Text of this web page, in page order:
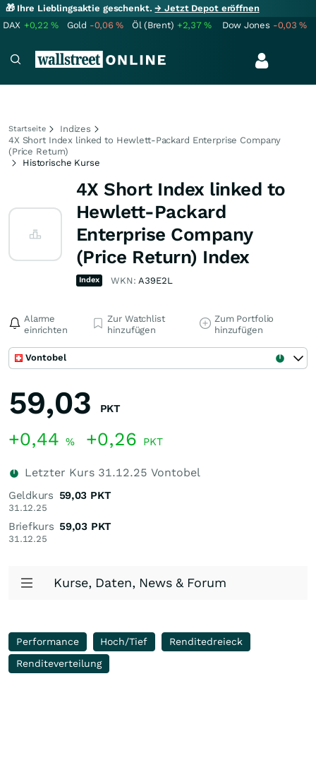
🎁 Ihre Lieblingsaktie geschenkt.→ Jetzt Depot eröffnen
DAX +0,22% Gold -0,06% Öl (Brent) +2,37% Dow Jones -0,03%
Startseite
Indizes
4X Short Index linked to Hewlett-Packard Enterprise Company
(Price Return)
Historische Kurse
4X Short Index linked to
Hewlett-Packard
Enterprise Company
(Price Return) Index
Index WKN:A39E2L
Alarme
einrichten
Zur Watchlist
hinzufügen
Zum Portfolio
hinzufügen
Vontobel
59,03 PKT
+0,44 % +0,26 PKT
Letzter Kurs 31.12.25 Vontobel
Geldkurs
31.12.25
59,03 PKT
Briefkurs
31.12.25
59,03 PKT
Kurse, Daten, News & Forum
Performance Hoch/Tief
Renditedreieck
Renditeverteilung